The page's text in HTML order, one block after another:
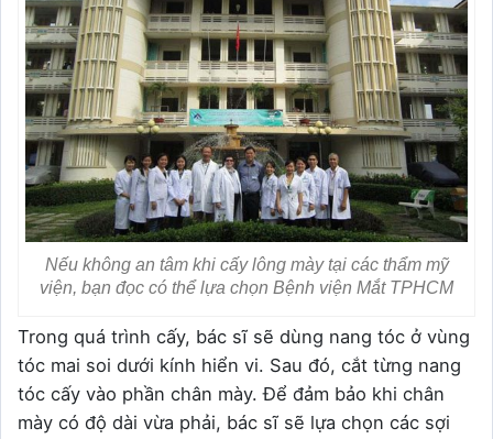
Nếu không an tâm khi cấy lông mày tại các thẩm mỹ
viện, bạn đọc có thể lựa chọn Bệnh viện Mắt TPHCM
Trong quá trình cấy, bác sĩ sẽ dùng nang tóc ở vùng
tóc mai soi dưới kính hiển vi. Sau đó, cắt từng nang
tóc cấy vào phần chân mày. Để đảm bảo khi chân
mày có độ dài vừa phải, bác sĩ sẽ lựa chọn các sợi